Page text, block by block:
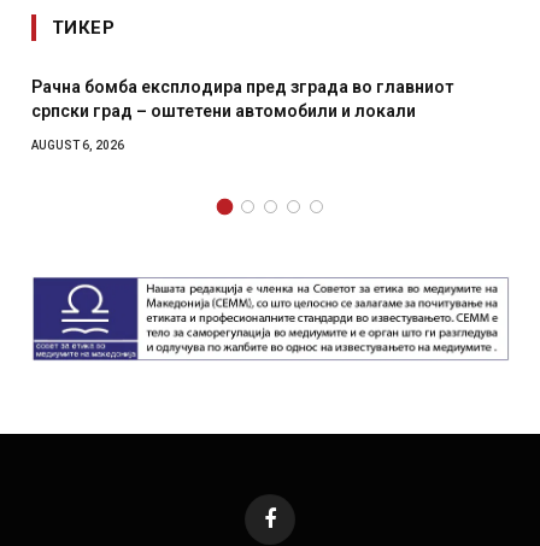
ТИКЕР
И Данска се милитарилизира – воведува нова 11-
месечна воена
AUGUST 4, 2026
Facebook